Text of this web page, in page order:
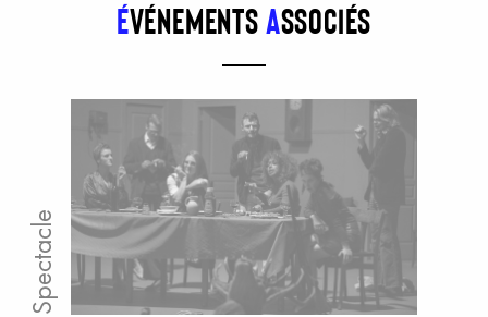
Événementsassociés
Spectacle